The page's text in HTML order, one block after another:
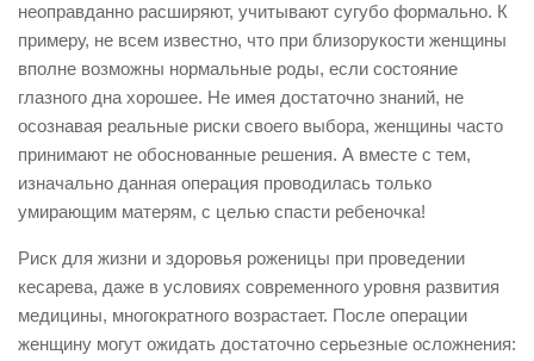
неоправданно расширяют, учитывают сугубо формально. К
примеру, не всем известно, что при близорукости женщины
вполне возможны нормальные роды, если состояние
глазного дна хорошее. Не имея достаточно знаний, не
осознавая реальные риски своего выбора, женщины часто
принимают не обоснованные решения. А вместе с тем,
изначально данная операция проводилась только
умирающим матерям, с целью спасти ребеночка!
Риск для жизни и здоровья роженицы при проведении
кесарева, даже в условиях современного уровня развития
медицины, многократного возрастает. После операции
женщину могут ожидать достаточно серьезные осложнения: